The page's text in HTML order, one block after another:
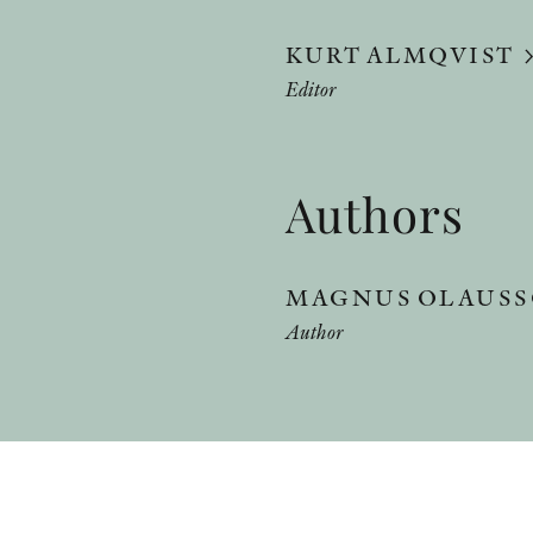
KURT ALMQVIST
Editor
Authors
MAGNUS
Author